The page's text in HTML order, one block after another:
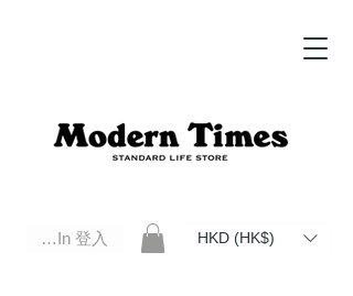
Log In 登入 HKD (HK$)